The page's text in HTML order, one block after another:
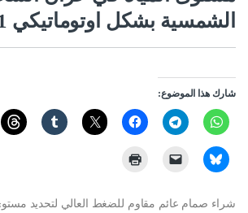
الشمسية بشكل اوتوماتيكي 1
شارك هذا الموضوع:
شراء صمام عائم مقاوم للضغط العالي لتحديد